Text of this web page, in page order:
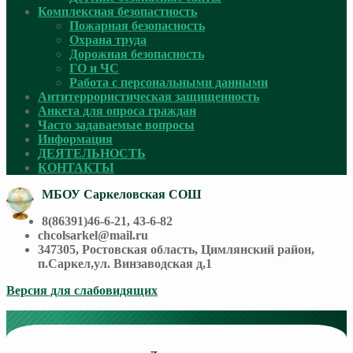
Комплексная безопастность
Пожарная безопасность
Охрана труда
Дорожная безопасность
ГО и ЧС
Работа с персональными данными
Антитеррористическая защищенность
Анкета для опроса граждан
Часто задаваемые вопросы
Информация
ДЕЯТЕЛЬНОСТЬ
КОНТАКТЫ
МБОУ Саркеловская СОШ
8(86391)46-6-21, 43-6-82
chcolsarkel@mail.ru
347305, Ростовская область, Цимлянский район,
п.Саркел,ул. Винзаводская д,1
Версия для слабовидящих